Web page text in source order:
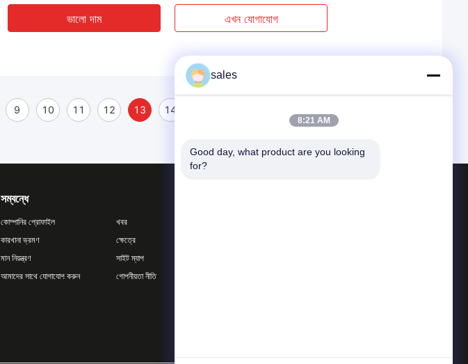
ভালো দাম এখন যোগাযোগ
9 10 11 12 13 14
সম্বন্ধে
কোম্পানির প্রোফাইল
কারখানা ভ্রমণ
মান নিয়ন্ত্রণ
আমাদের সাথে যোগাযোগ করুন
খবর
ক্ষেত্রে
সাইট ম্যাপ
গোপনীয়তা নীতি
sales
8:21 AM
Good day, what product are you looking
for?